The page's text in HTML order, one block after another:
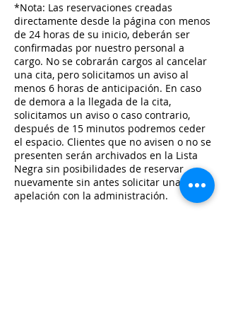
*Nota: Las reservaciones creadas
directamente desde la página con menos
de 24 horas de su inicio, deberán ser
confirmadas por nuestro personal a
cargo. No se cobrarán cargos al cancelar
una cita, pero solicitamos un aviso al
menos 6 horas de anticipación. En caso
de demora a la llegada de la cita,
solicitamos un aviso o caso contrario,
después de 15 minutos podremos ceder
el espacio. Clientes que no avisen o no se
presenten serán archivados en la Lista
Negra sin posibilidades de reservar
nuevamente sin antes solicitar una
apelación con la administración.